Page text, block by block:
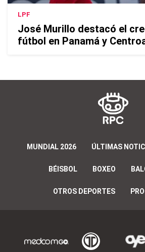
LPF
José Murillo destacó el
fútbol en Panamá y
MUNDIAL 2026 ÚLTIMAS
BÉISBOL BOXEO
OTROS DEPORTES